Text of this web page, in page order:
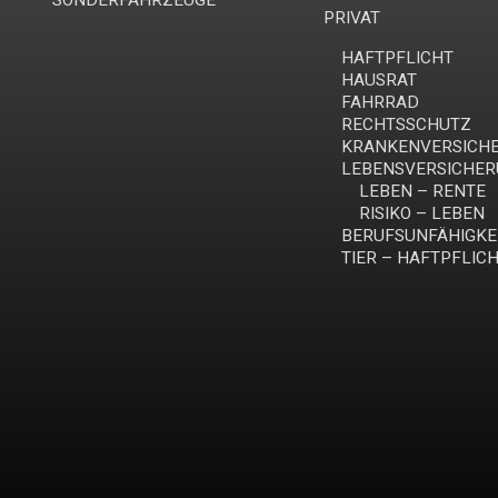
PRIVAT
HAFTPFLICHT
HAUSRAT
FAHRRAD
RECHTSSCHUTZ
LEBEN – RENTE
RISIKO – LEBEN
TIER –